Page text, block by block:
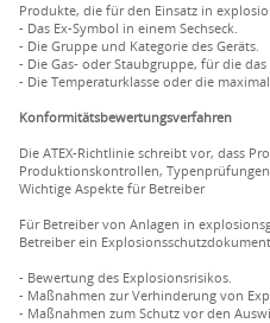
Produkte, die für den Einsatz in
- Das Ex-Symbol in einem Sechseck.
- Die Gruppe und Kategorie des Geräts.
- Die Gas- oder Staubgruppe, für die das
- Die Temperaturklasse oder die
Konformitätsbewertungsverfahren
Die ATEX-Richtlinie schreibt vor, dass
Produktionskontrollen,
Wichtige Aspekte für Betreiber
Für Betreiber von Anlagen in
Betreiber ein
- Bewertung des Explosionsrisikos.
- Maßnahmen zur Verhinderung von
- Maßnahmen zum Schutz vor den